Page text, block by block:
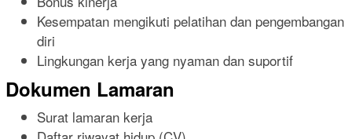
Kesempatan mengikuti pelatihan dan pengembangan
diri
Lingkungan kerja yang nyaman dan suportif
Dokumen Lamaran
Surat lamaran kerja